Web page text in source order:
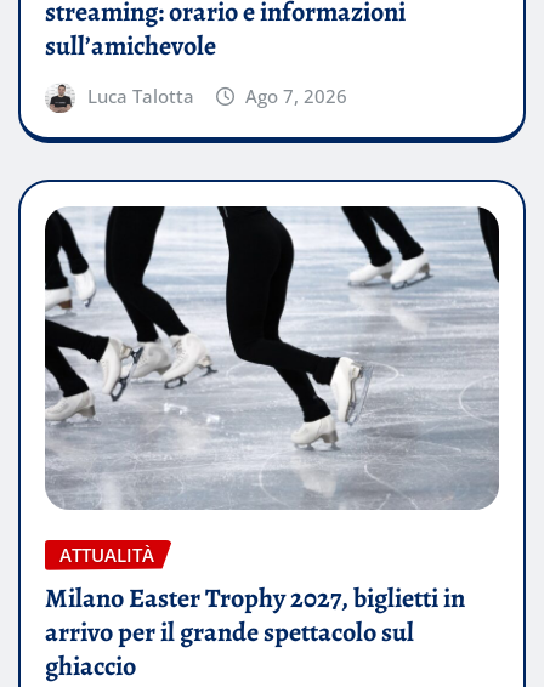
streaming: orario e informazioni
sull’amichevole
Luca Talotta Ago 7, 2026
ATTUALITÀ
Milano Easter Trophy 2027, biglietti in
arrivo per il grande spettacolo sul
ghiaccio